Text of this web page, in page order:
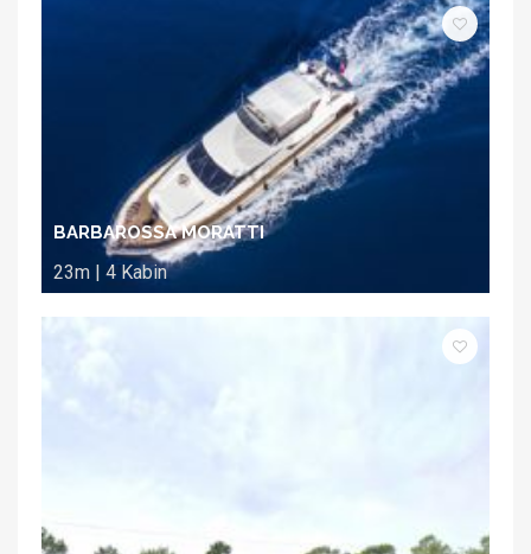
BARBAROSSA MORATTI
23m | 4 Kabin